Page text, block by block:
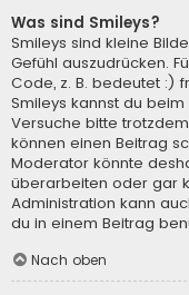
Was sind Smileys?
Smileys sind kleine
Gefühl auszudrücken.
Code, z. B. bedeutet :)
Smileys kannst du
Versuche bitte
können einen Beitrag
Moderator könnte
überarbeiten oder gar
Administration kann
du in einem Beitrag
Nach oben